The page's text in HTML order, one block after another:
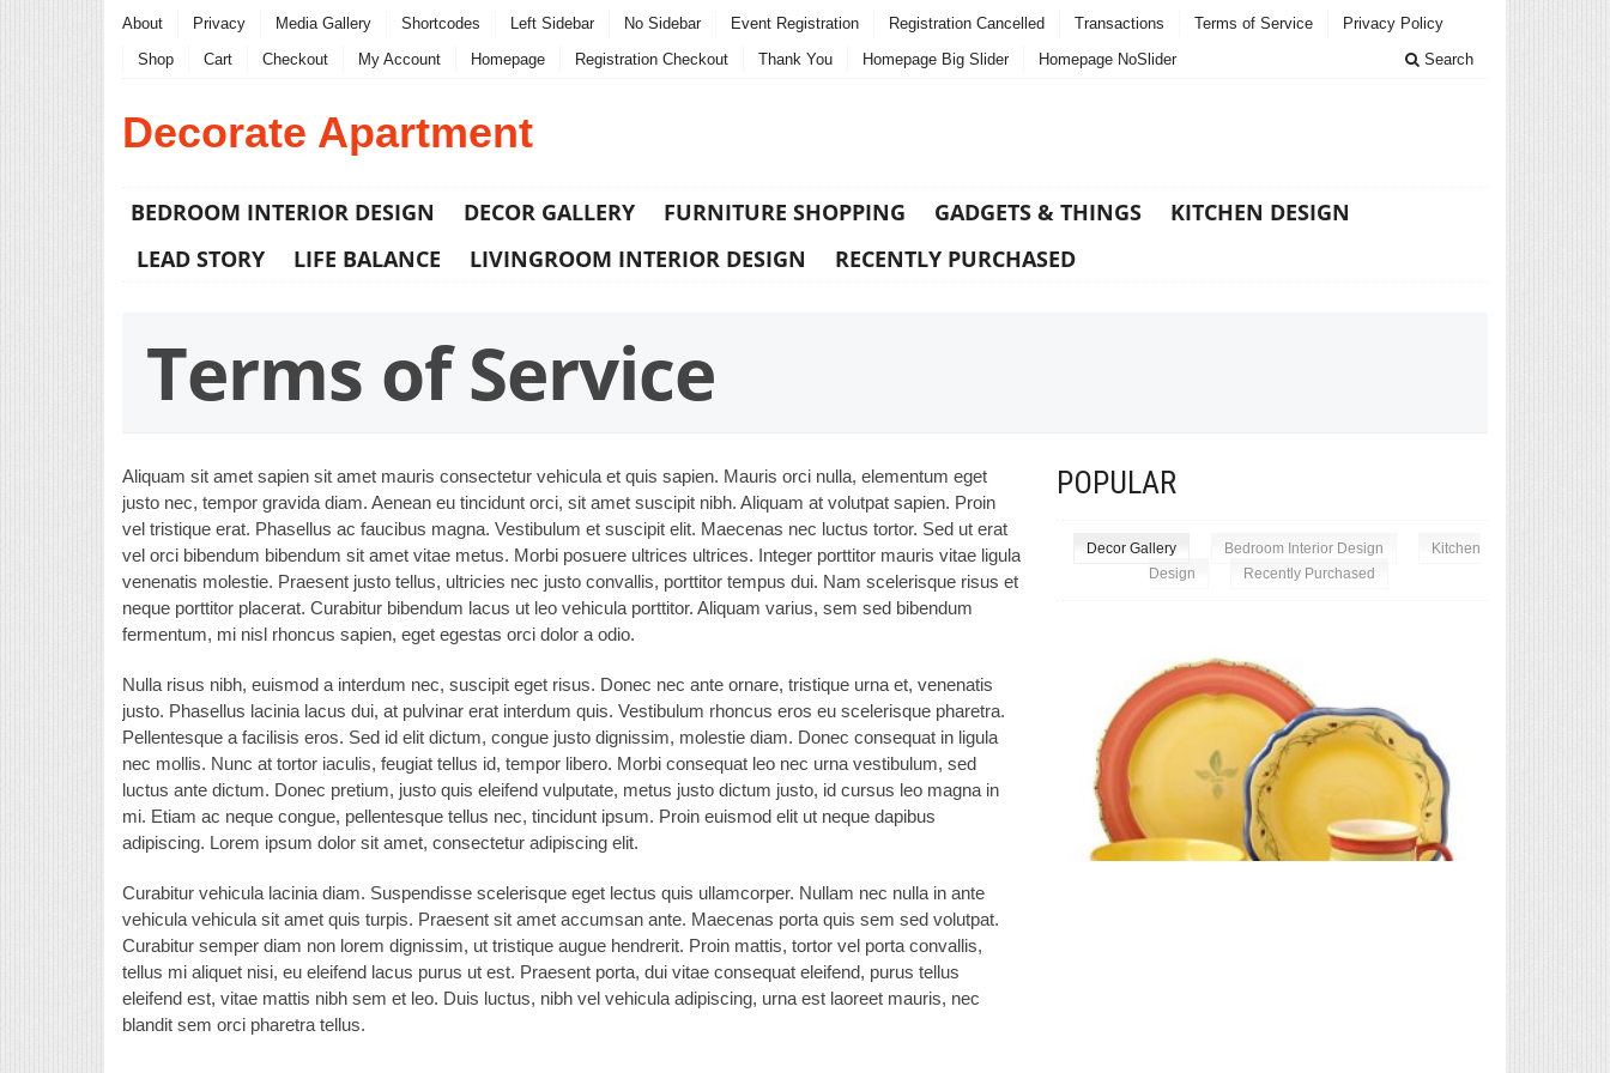
About Privacy Media Gallery Shortcodes Left Sidebar No Sidebar Event Registration Registration Cancelled Transactions Terms of Service
Privacy Policy
Shop
Cart Checkout My Account Homepage Registration Checkout Thank You Homepage Big Slider Homepage NoSlider Search
Decorate Apartment
BEDROOM INTERIOR DESIGN DECOR GALLERY FURNITURE SHOPPING GADGETS & THINGS
KITCHEN DESIGN
LEAD STORY
LIFE BALANCE LIVINGROOM INTERIOR DESIGN RECENTLY PURCHASED
Terms of Service
Aliquam sit amet sapien sit amet mauris consectetur vehicula et quis sapien. Mauris orci nulla, elementum eget
justo nec, tempor gravida diam. Aenean eu tincidunt orci, sit amet suscipit nibh. Aliquam at volutpat sapien. Proin
vel tristique erat. Phasellus ac faucibus magna. Vestibulum et suscipit elit. Maecenas nec luctus tortor. Sed ut erat
vel orci bibendum bibendum sit amet vitae metus. Morbi posuere ultrices ultrices. Integer porttitor mauris vitae ligula
venenatis molestie. Praesent justo tellus, ultricies nec justo convallis, porttitor tempus dui. Nam scelerisque risus et
neque porttitor placerat. Curabitur bibendum lacus ut leo vehicula porttitor. Aliquam varius, sem sed bibendum
fermentum, mi nisl rhoncus sapien, eget egestas orci dolor a odio.
Nulla risus nibh, euismod a interdum nec, suscipit eget risus. Donec nec ante ornare, tristique urna et, venenatis
justo. Phasellus lacinia lacus dui, at pulvinar erat interdum quis. Vestibulum rhoncus eros eu scelerisque pharetra.
Pellentesque a facilisis eros. Sed id elit dictum, congue justo dignissim, molestie diam. Donec consequat in ligula
nec mollis. Nunc at tortor iaculis, feugiat tellus id, tempor libero. Morbi consequat leo nec urna vestibulum, sed
luctus ante dictum. Donec pretium, justo quis eleifend vulputate, metus justo dictum justo, id cursus leo magna in
mi. Etiam ac neque congue, pellentesque tellus nec, tincidunt ipsum. Proin euismod elit ut neque dapibus
adipiscing. Lorem ipsum dolor sit amet, consectetur adipiscing elit.
Curabitur vehicula lacinia diam. Suspendisse scelerisque eget lectus quis ullamcorper. Nullam nec nulla in ante
vehicula vehicula sit amet quis turpis. Praesent sit amet accumsan ante. Maecenas porta quis sem sed volutpat.
Curabitur semper diam non lorem dignissim, ut tristique augue hendrerit. Proin mattis, tortor vel porta convallis,
tellus mi aliquet nisi, eu eleifend lacus purus ut est. Praesent porta, dui vitae consequat eleifend, purus tellus
eleifend est, vitae mattis nibh sem et leo. Duis luctus, nibh vel vehicula adipiscing, urna est laoreet mauris, nec
blandit sem orci pharetra tellus.
POPULAR
Decor Gallery Bedroom Interior Design
Kitchen
Design
Recently Purchased
Red Leather couch Beautiful velvet lounge